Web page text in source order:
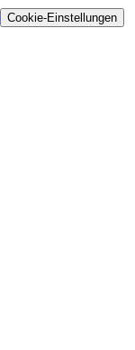
Cookie-Einstellungen